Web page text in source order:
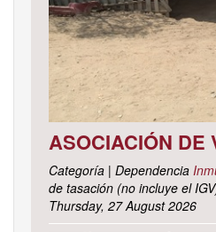
Categoría | Dependencia
de tasación (no incluye el
Thursday, 27 August 2026